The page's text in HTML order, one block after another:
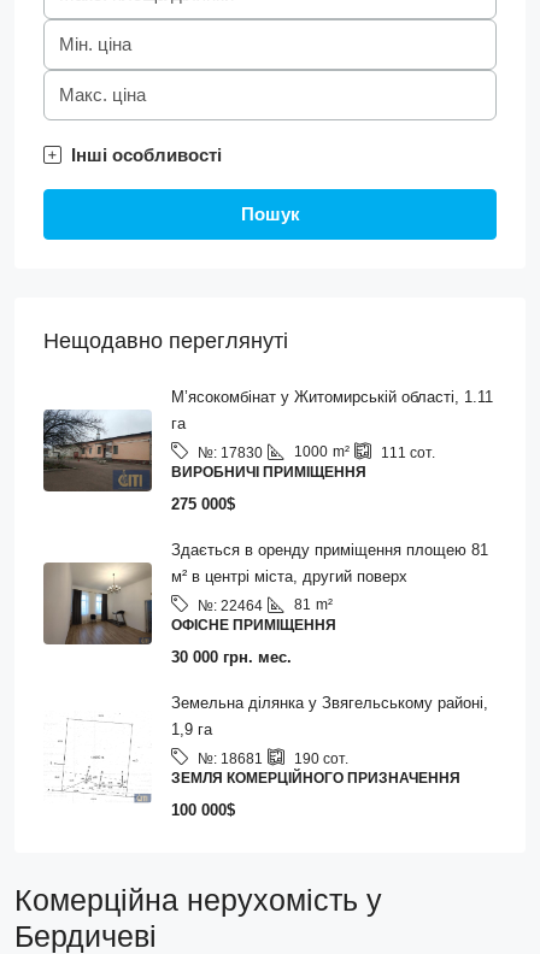
Інші особливості
Пошук
Нещодавно переглянуті
М’ясокомбінат у Житомирській області, 1.11
га
№: 17830 1000 m² 111 сот.
ВИРОБНИЧІ ПРИМІЩЕННЯ
275 000$
Здається в оренду приміщення площею 81
м² в центрі міста, другий поверх
№: 22464 81 m²
ОФІСНЕ ПРИМІЩЕННЯ
30 000 грн. мес.
Земельна ділянка у Звягельському районі,
1,9 га
№: 18681 190 сот.
ЗЕМЛЯ КОМЕРЦІЙНОГО ПРИЗНАЧЕННЯ
100 000$
Комерційна нерухомість у
Бердичеві